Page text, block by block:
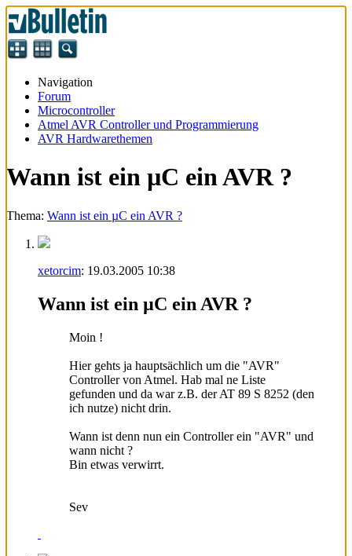
Navigation
Forum
Microcontroller
Atmel AVR Controller und Programmierung
AVR Hardwarethemen
Wann ist ein µC ein AVR ?
Thema: Wann ist ein µC ein AVR ?
xetorcim: 19.03.2005 10:38
Wann ist ein µC ein AVR ?
Moin !
Hier gehts ja hauptsächlich um die "AVR"
Controller von Atmel. Hab mal ne Liste
gefunden und da war z.B. der AT 89 S 8252 (den
ich nutze) nicht drin.
Wann ist denn nun ein Controller ein "AVR" und
wann nicht ?
Bin etwas verwirrt.
Sev